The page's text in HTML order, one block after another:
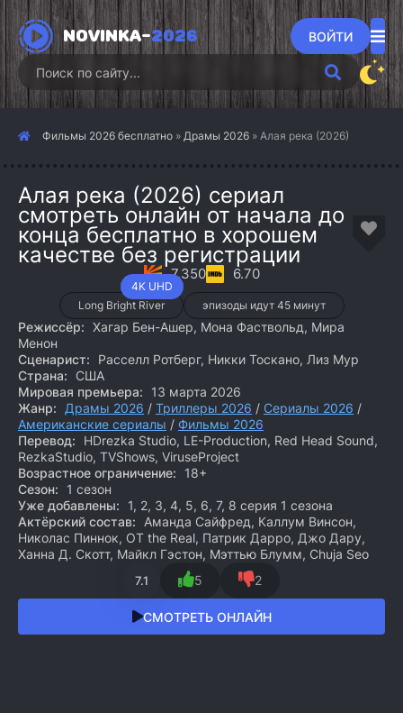
NOVINKA-2026 ВОЙТИ
Фильмы 2026 бесплатно » Драмы 2026 » Алая река (2026)
Алая река (2026) сериал
смотреть онлайн от начала до
конца бесплатно в хорошем
качестве без регистрации
4K UHD
7.350 6.70
Long Bright River эпизоды идут 45 минут
Режиссёр: Хагар Бен-Ашер, Мона Фаствольд, Мира
Менон
Сценарист:
Расселл Ротберг, Никки Тоскано, Лиз Мур
Страна:
США
Мировая премьера:
13 марта 2026
Жанр:
Драмы 2026 / Триллеры 2026 / Сериалы 2026 /
Американские сериалы / Фильмы 2026
Перевод:
HDrezka Studio, LE-Production, Red Head Sound,
RezkaStudio, TVShows, ViruseProject
Возрастное ограничение:
18+
Сезон:
1 сезон
Уже добавлены:
1, 2, 3, 4, 5, 6, 7, 8 серия 1 сезона
Актёрский состав:
Аманда Сайфред, Каллум Винсон,
Николас Пиннок, OT the Real, Патрик Дарро, Джо Дару,
Ханна Д. Скотт, Майкл Гэстон, Мэттью Блумм, Chuja Seo
7.1 5 2
СМОТРЕТЬ ОНЛАЙН